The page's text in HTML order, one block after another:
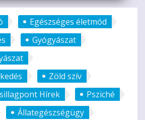
Egészséges életmód
Gyógyászat
Zöld szív
Hírek
Psziché
Állategészségügy